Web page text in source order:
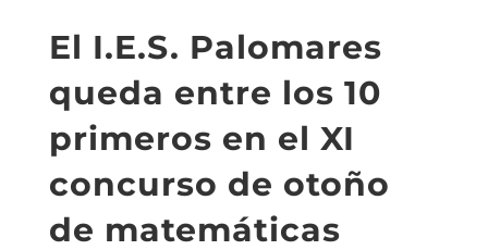
El I.E.S. Palomares
queda entre los 10
primeros en el XI
concurso de otoño
de matemáticas